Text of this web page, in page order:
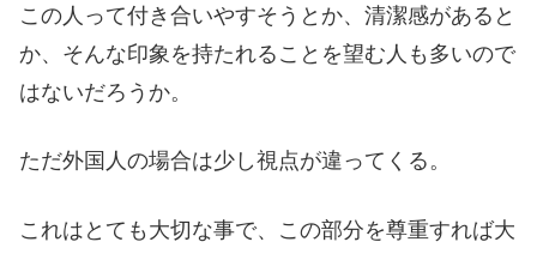
この人って付き合いやすそうとか、清潔感があると
か、そんな印象を持たれることを望む人も多いので
はないだろうか。
ただ外国人の場合は少し視点が違ってくる。
これはとても大切な事で、この部分を尊重すれば大